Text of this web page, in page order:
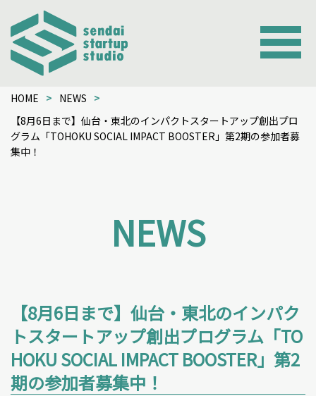
HOME
NEWS
【8月6日まで】仙台・東北のインパクトスタートアップ創出プロ
グラム「TOHOKU SOCIAL IMPACT BOOSTER」第2期の参加者募
集中！
NEWS
【8月6日まで】仙台・東北のインパク
トスタートアップ創出プログラム「TO
HOKU SOCIAL IMPACT BOOSTER」第2
期の参加者募集中！